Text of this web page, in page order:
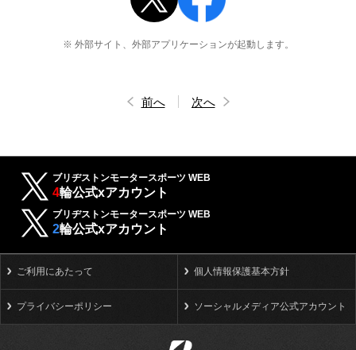
※ 外部サイト、外部アプリケーションが起動します。
前へ 次へ
ブリヂストンモータースポーツ WEB
4輪公式xアカウント
ブリヂストンモータースポーツ WEB
2輪公式xアカウント
ご利用にあたって 個人情報保護基本方針
プライバシーポリシー ソーシャルメディア公式アカウント